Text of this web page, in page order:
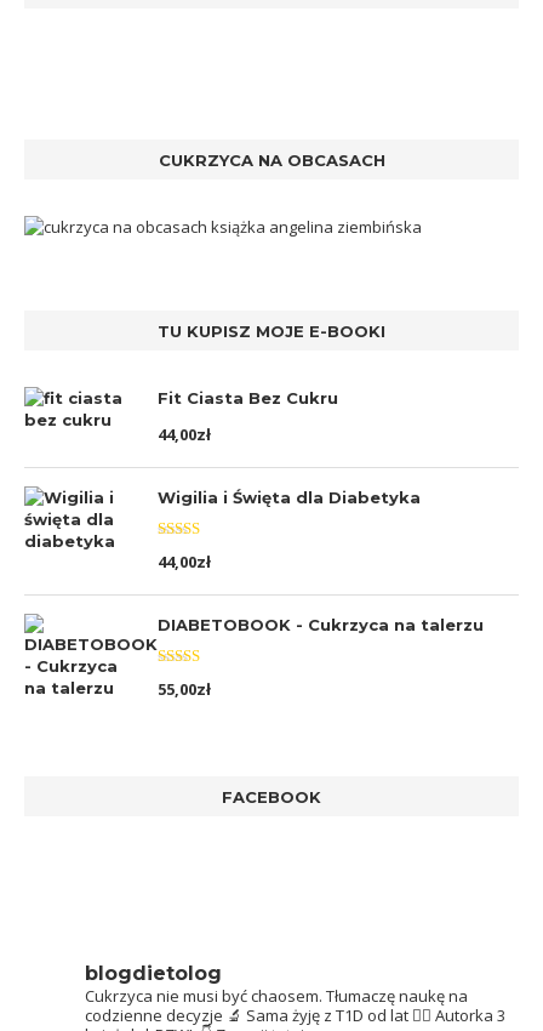
CUKRZYCA NA OBCASACH
TU KUPISZ MOJE E-BOOKI
Fit Ciasta Bez Cukru
44,00zł
Wigilia i Święta dla Diabetyka
Oceniono
5.00na 5
44,00zł
DIABETOBOOK - Cukrzyca na talerzu
Oceniono
5.00na 5
55,00zł
FACEBOOK
blogdietolog
Cukrzyca nie musi być chaosem. Tłumaczę naukę na
codzienne decyzje 🔬 Sama żyję z T1D od lat 👩‍⚕️ Autorka 3